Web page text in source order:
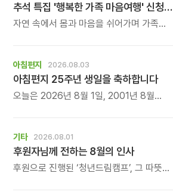
추석 특집 '행복한 가족 마음여행' 신청 안내
자연 속에서 몸과 마음을 쉬어가며 가족의
아침편지 2026.08.03
아침편지 25주년 생일을 축하합니다
오늘은 2026년 8월 1일, 2001년 8월
기타 2026.08.01
후원자님께 전하는 8월의 인사
후원으로 진행된 ‘청년드림캠프’, 그 따뜻한